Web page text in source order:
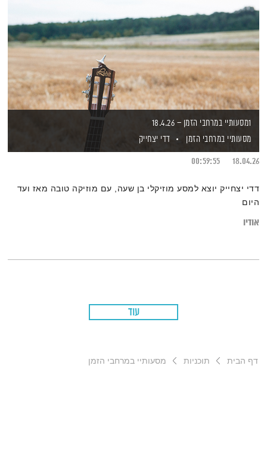
1מסעותיי במרחבי הזמן – 18.4.26
מסעותיי במרחבי הזמן
דדי יצחייק
18.04.26
00:59:55
דדי יצחייק יוצא למסע מוזיקלי בן שעה, עם מוזיקה טובה מאז ועד
היום
אודיו
עוד
דף הבית תוכניות מסעותיי במרחבי הזמן